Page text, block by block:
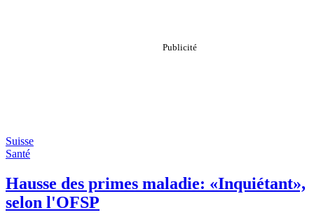
Suisse
Santé
Hausse des primes maladie: «Inquiétant»,
selon l'OFSP